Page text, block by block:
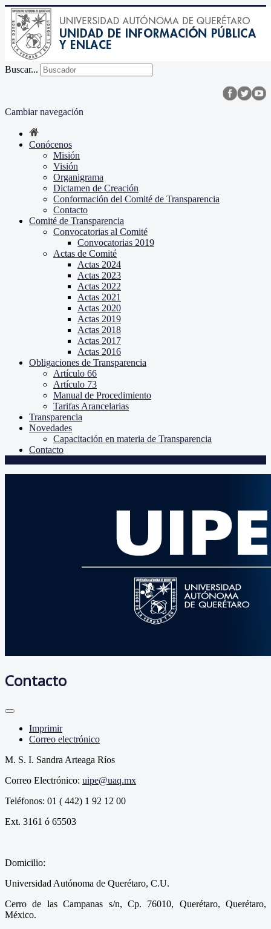
Buscar...
Cambiar navegación
Conócenos
Misión
Visión
Organigrama
Dictamen de Creación
Conformación del Comité de Transparencia
Contacto
Comité de Transparencia
Convocatorias al Comité
Convocatorias 2019
Actas de Comité
Actas 2024
Actas 2023
Actas 2022
Actas 2021
Actas 2020
Actas 2019
Actas 2018
Actas 2017
Actas 2016
Obligaciones de Transparencia
Artículo 66
Artículo 73
Manual de Procedimiento
Tarifas Arancelarias
Transparencia
Novedades
Capacitación en materia de Transparencia
Contacto
Contacto
Imprimir
Correo electrónico
M. S. I. Sandra Arteaga Ríos
Correo Electrónico: uipe@uaq.mx
Teléfonos: 01 ( 442) 1 92 12 00
Ext. 3161 ó 65503
Domicilio:
Universidad Autónoma de Querétaro, C.U.
Cerro de las Campanas s/n, Cp. 76010, Querétaro, Querétaro,
México.